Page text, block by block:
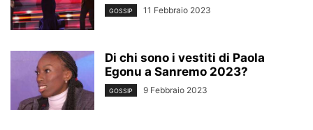
GOSSIP 11 Febbraio 2023
Di chi sono i vestiti di Paola
Egonu a Sanremo 2023?
GOSSIP 9 Febbraio 2023